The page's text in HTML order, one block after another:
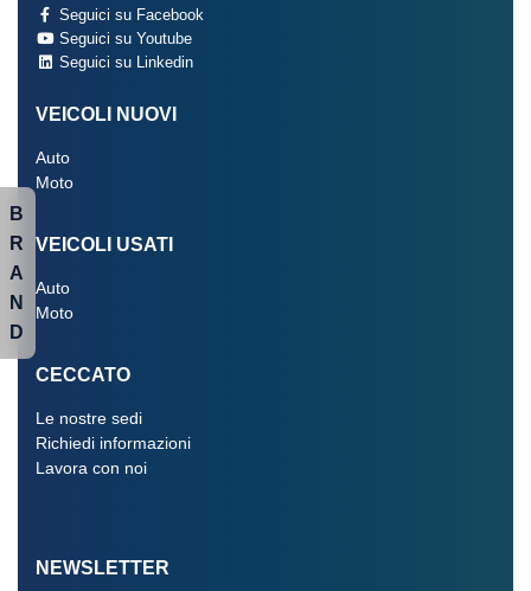
Seguici su Facebook
Seguici su Youtube
Seguici su Linkedin
VEICOLI NUOVI
Auto
Moto
VEICOLI USATI
Auto
Moto
CECCATO
Le nostre sedi
Richiedi informazioni
Lavora con noi
NEWSLETTER
B
R
A
N
D